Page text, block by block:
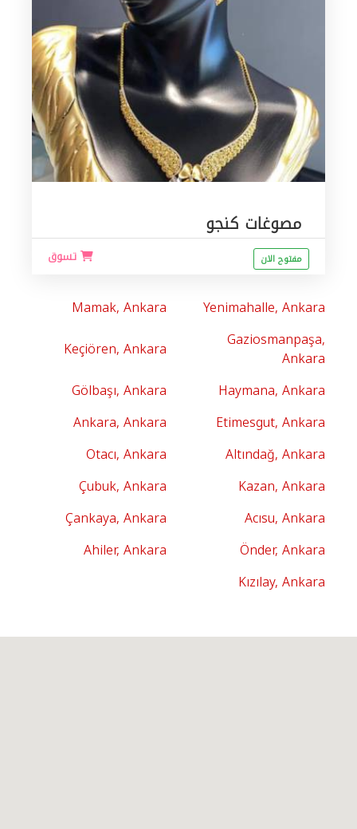
مصوغات كنجو
تسوق مفتوح الان
المدن
Yenimahalle, Ankara
Mamak, Ankara
Gaziosmanpaşa,
Ankara
Keçiören, Ankara
Haymana, Ankara
Gölbaşı, Ankara
Etimesgut, Ankara
Ankara, Ankara
Altındağ, Ankara
Otacı, Ankara
Kazan, Ankara
Çubuk, Ankara
Acısu, Ankara
Çankaya, Ankara
Önder, Ankara
Ahiler, Ankara
Kızılay, Ankara